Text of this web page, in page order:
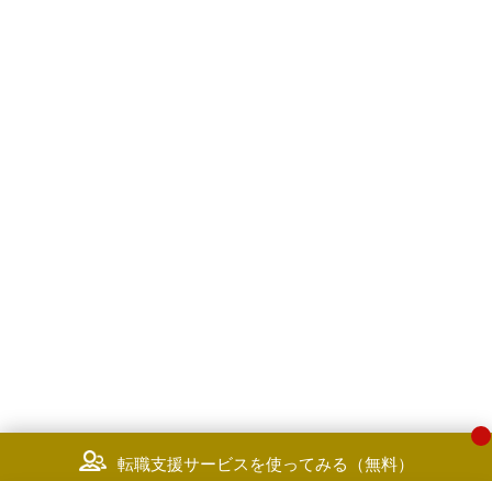
転職支援サービスを使ってみる（無料）